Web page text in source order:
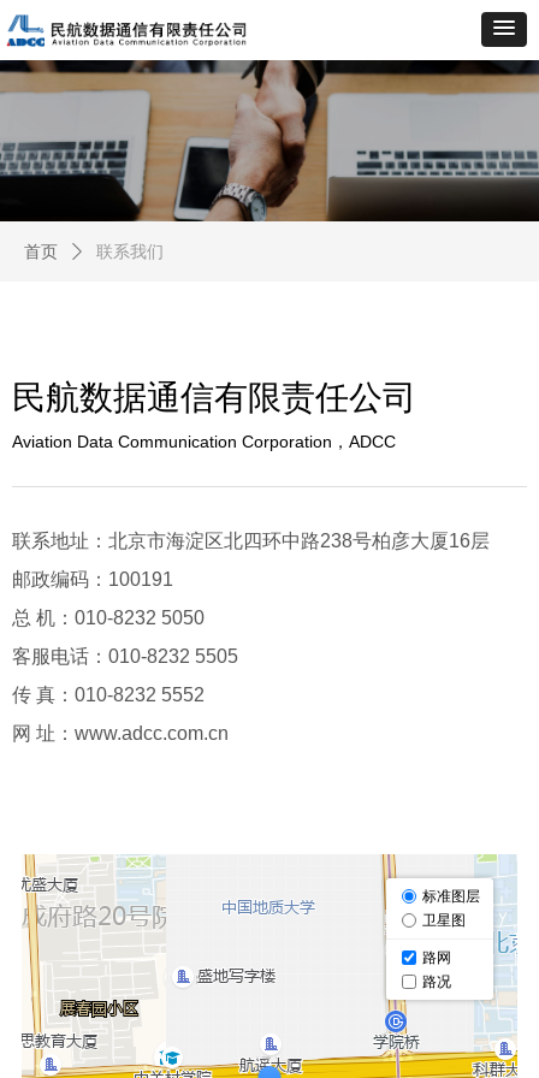
首页 ꄲ 联系我们
民航数据通信有限责任公司
Aviation Data Communication Corporation，ADCC
联系地址：北京市海淀区北四环中路238号柏彦大厦16层
邮政编码：100191
总 机：010-8232 5050
客服电话：010-8232 5505
传 真：010-8232 5552
网 址：www.adcc.com.cn